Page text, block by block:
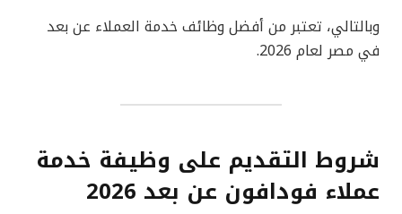
وبالتالي، تعتبر من أفضل وظائف خدمة العملاء عن بعد
في مصر لعام 2026.
شروط التقديم على وظيفة خدمة
عملاء فودافون عن بعد 2026